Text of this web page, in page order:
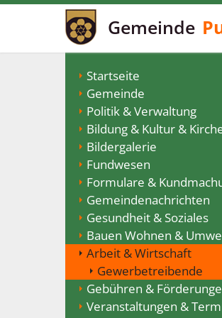
Gemeinde
Startseite
Gemeinde
Politik & Verwaltung
Bildung & Kultur &
Bildergalerie
Fundwesen
Formulare &
Gemeindenachrichten
Gesundheit & Soziales
Bauen Wohnen &
Arbeit & Wirtschaft
Gewerbetreibende
Gebühren &
Veranstaltungen &